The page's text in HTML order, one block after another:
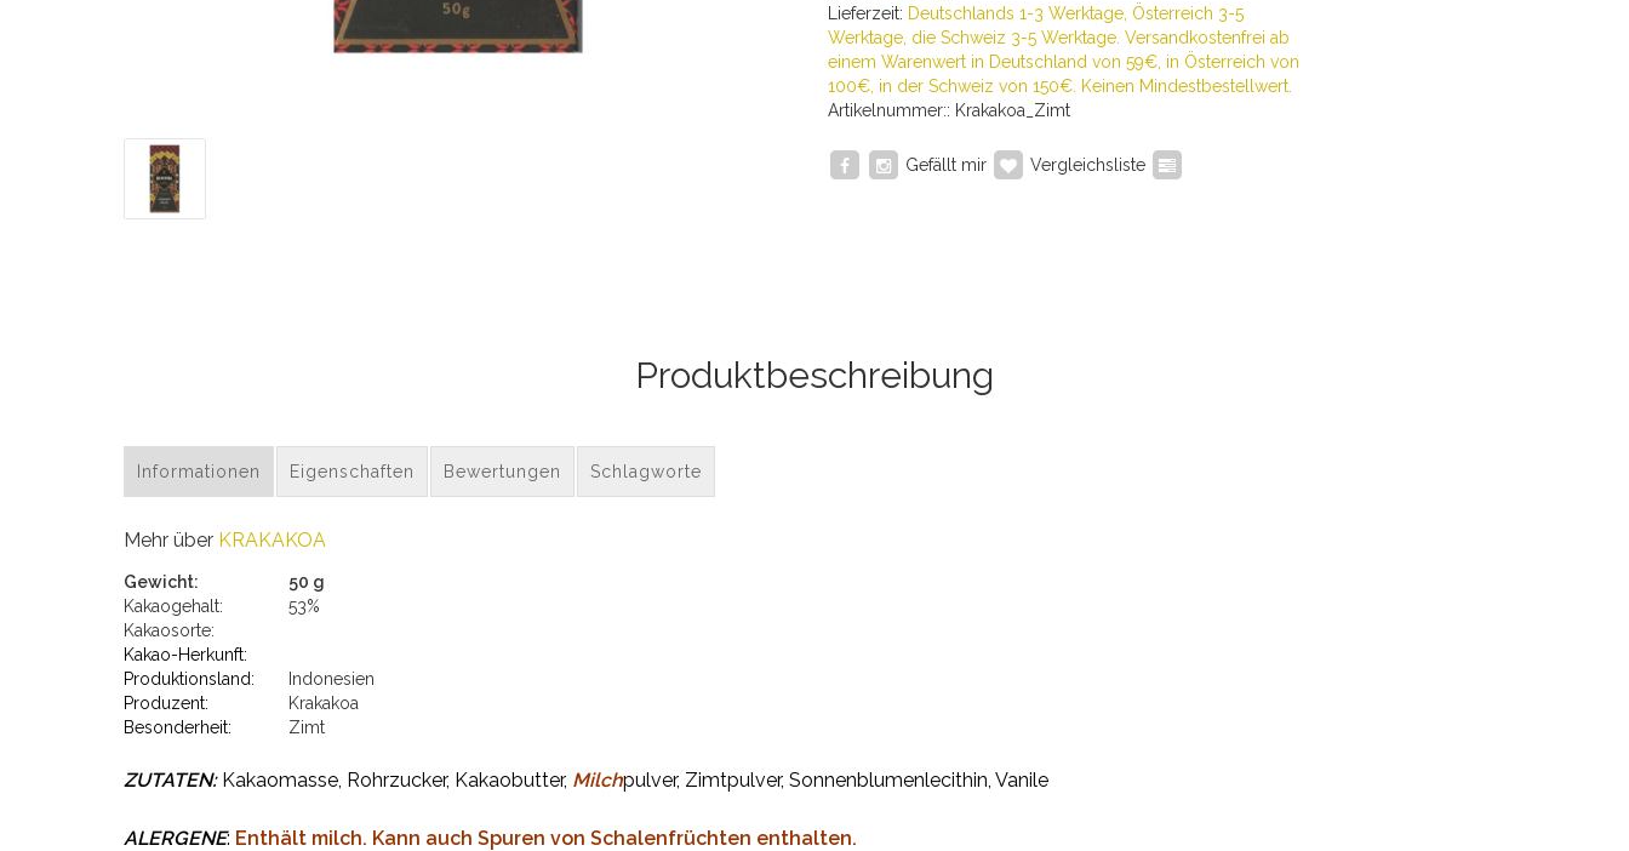
Lieferzeit: Deutschlands 1-3 Werktage, Österreich 3-5
Werktage, die Schweiz 3-5 Werktage. Versandkostenfrei ab
einem Warenwert in Deutschland von 59€, in Österreich von
100€, in der Schweiz von 150€. Keinen Mindestbestellwert.
Artikelnummer:: Krakakoa_Zimt
Gefällt mir Vergleichsliste
Produktbeschreibung
Informationen Eigenschaften Bewertungen Schlagworte
Mehr über KRAKAKOA
Gewicht:
50 g
Kakaogehalt:
53%
Kakaosorte:
Kakao-Herkunft:
Produktionsland:
Indonesien
Produzent:
Krakakoa
Besonderheit:
Zimt
ZUTATEN: Kakaomasse, Rohrzucker, Kakaobutter, Milchpulver, Zimtpulver, Sonnenblumenlecithin, Vanile
ALERGENE: Enthält milch. Kann auch Spuren von Schalenfrüchten enthalten.